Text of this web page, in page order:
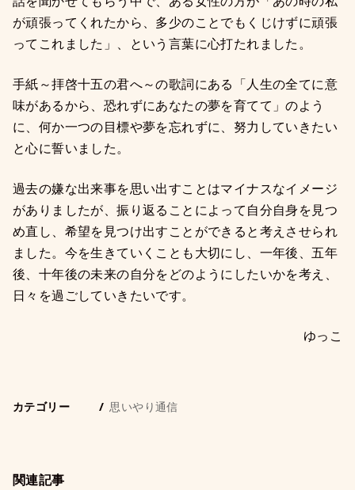
が頑張ってくれたから、多少のことでもくじけずに頑張
ってこれました」、という言葉に心打たれました。
手紙～拝啓十五の君へ～の歌詞にある「人生の全てに意
味があるから、恐れずにあなたの夢を育てて」のよう
に、何か一つの目標や夢を忘れずに、努力していきたい
と心に誓いました。
過去の嫌な出来事を思い出すことはマイナスなイメージ
がありましたが、振り返ることによって自分自身を見つ
め直し、希望を見つけ出すことができると考えさせられ
ました。今を生きていくことも大切にし、一年後、五年
後、十年後の未来の自分をどのようにしたいかを考え、
日々を過ごしていきたいです。
ゆっこ
カテゴリー 思いやり通信
関連記事